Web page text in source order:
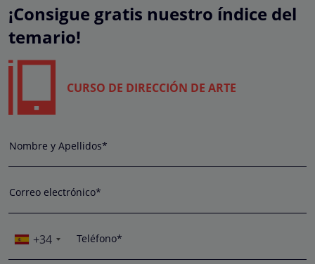
¡Consigue gratis nuestro índice del
temario!
CURSO DE DIRECCIÓN DE ARTE
Nombre y Apellidos*
Correo electrónico*
+34 Teléfono*